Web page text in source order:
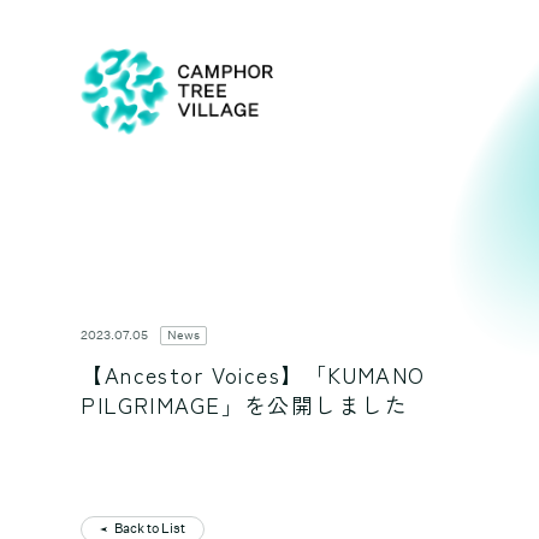
2023.07.05 News
【Ancestor Voices】「KUMANO
PILGRIMAGE」を公開しました
Back to List